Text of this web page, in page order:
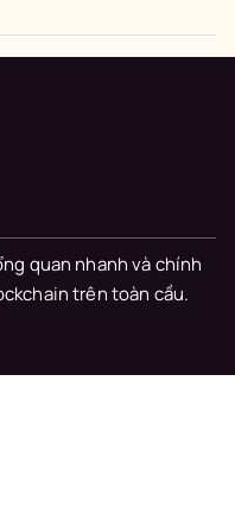
quan nhanh và chính
trên toàn cầu.